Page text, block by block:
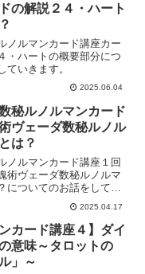
の解説２４・ハート
ノルマンカード講座カー
・ハートの概要部分につ
ていきます。
2025.06.04
秘ルノルマンカード
ヴェーダ数秘ルノル
は？
ノルマンカード講座１回
術ヴェーダ数秘ルノルマ
についてのお話をしてい
2025.04.17
カード講座４】ダイ
意味～タロットの
」～